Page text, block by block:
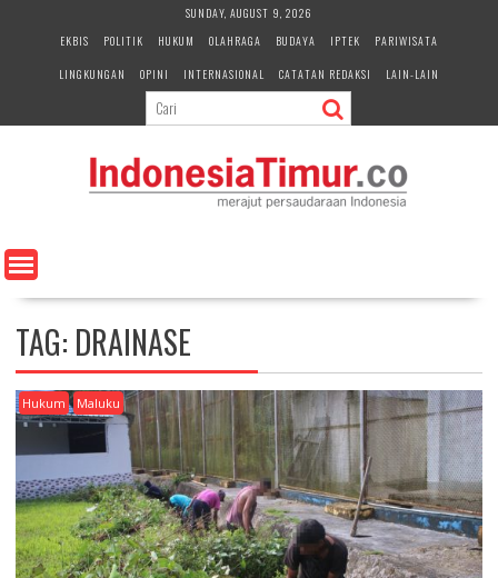
e
n
SUNDAY, AUGUST 9, 2026
EKBIS
POLITIK HUKUM OLAHRAGA BUDAYA IPTEK
PARIWISATA
LINGKUNGAN
OPINI INTERNASIONAL CATATAN REDAKSI LAIN-LAIN
TAG: DRAINASE
Hukum Maluku